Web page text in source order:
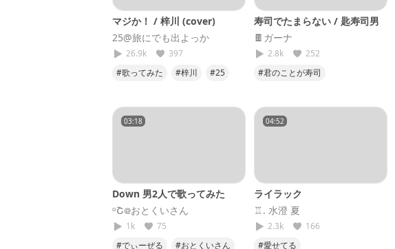
マジか！ / 梓川 (cover)
25@旅にでも出よっか
26.9k
397
#歌ってみた
#梓川
#25
寿司でたまらない / 匙寿司男
🍫ガーナ
2.8k
252
#君のことが寿司
03:18
Down 男2人で歌ってみた
ᵒՇ᪤おとくいさん
1k
75
#でぃーぜる
#おとくいさん
04:52
ライラック
♖. 水澄 夏
2.3k
166
#愛せてる